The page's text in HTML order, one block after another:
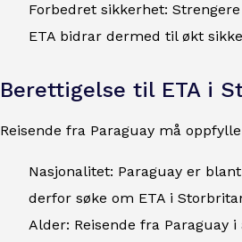
Forbedret sikkerhet:
ETA bidrar dermed til økt
Berettigelse til ETA i
Reisende fra Paraguay må
Nasjonalitet: Paraguay er
derfor søke om ETA i
Alder: Reisende fra Paraguay